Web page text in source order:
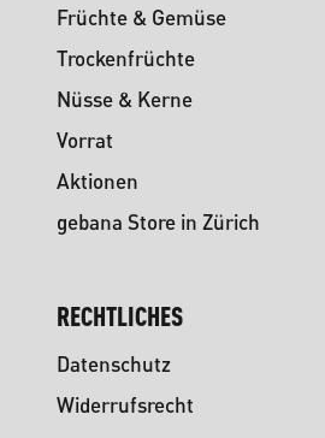
Früchte & Gemüse
Trockenfrüchte
Nüsse & Kerne
Vorrat
Aktionen
gebana Store in Zürich
RECHTLICHES
Datenschutz
Widerrufsrecht